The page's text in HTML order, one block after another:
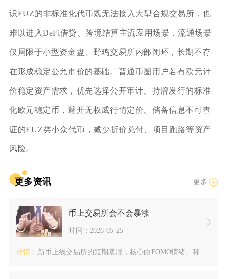
识EUZ的非标准化代币既无法接入大型合规交易所，也
难以进入DeFi借贷、跨境结算主流应用场景，流通场景
仅局限于小型资金盘、野鸡交易所内部闭环，长期不存
在形成稳定公允市价的基础。普通币圈用户若有欧元计
价稳定资产需求，优先选择公开审计、持牌发行的标准
化欧元稳定币，避开无权威行情定价、储备信息不可查
证的EUZ类小众代币，减少折价兑付、项目跑路等资产
风险。
更多资讯 更多
币上交易所会不会暴涨
时间：2026-05-25
详情： 新币上线交易所的短期暴涨，核心由FOMO情绪、稀缺筹码、平台...